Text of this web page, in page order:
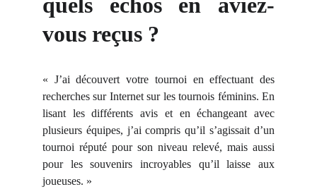
vous reçus ?
« J’ai découvert votre tournoi en effectuant des
recherches sur Internet sur les tournois féminins. En
lisant les différents avis et en échangeant avec
plusieurs équipes, j’ai compris qu’il s’agissait d’un
tournoi réputé pour son niveau relevé, mais aussi
pour les souvenirs incroyables qu’il laisse aux
joueuses. »